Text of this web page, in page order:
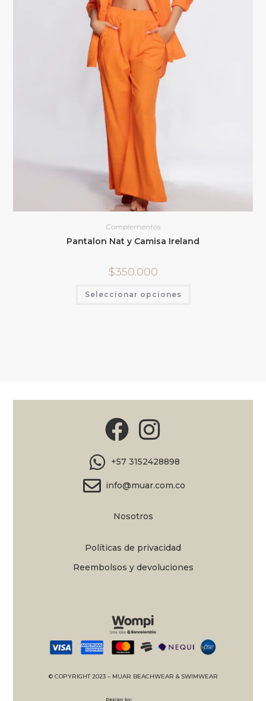
Complementos
Pantalon Nat y Camisa Ireland
$350.000
Seleccionar opciones
+57 3152428898
info@muar.com.co
Nosotros
Políticas de privacidad
Reembolsos y devoluciones
© COPYRIGHT 2023 – MUAR BEACHWEAR & SWIMWEAR